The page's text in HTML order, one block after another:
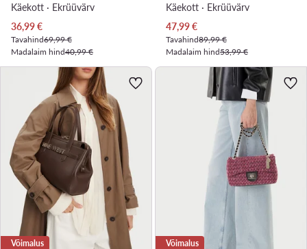
Käekott · Ekrüüvärv
Praegune hind
36,99€
Tavahind69,99 €
Madalaim hind40,99 €
Käekott · Ekrüüvärv
Praegune hind
47,99€
Tavahind89,99 €
Madalaim hind53,99 €
Võimalus Võimalus